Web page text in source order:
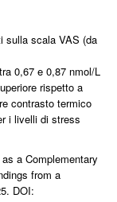
sulla scala VAS (da
0,67 e 0,87 nmol/L
rispetto a
contrasto termico
i livelli di stress
a Complementary
from a
DOI: